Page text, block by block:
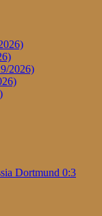
2026)
Dortmund 0:3